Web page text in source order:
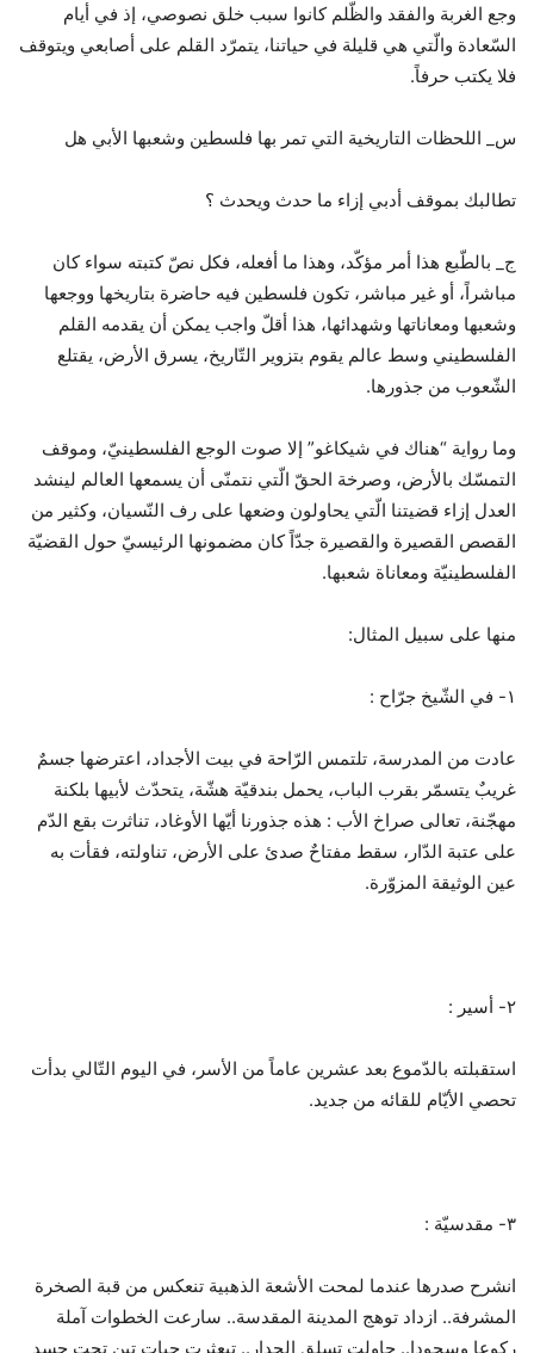
وجع الغربة والفقد والظّلم كانوا سبب خلق نصوصي، إذ في أيام
السّعادة والّتي هي قليلة في حياتنا، يتمرّد القلم على أصابعي ويتوقف
فلا يكتب حرفاً.
س_ ﺍﻟﻠﺤﻈﺎﺕ ﺍﻟﺘﺎﺭﻳﺨﻴﺔ ﺍلتي تمر بها فلسطين وشعبها الأبي هل
ﺗﻄﺎﻟﺒﻚ ﺑﻤﻮﻗﻒ أدبي ﺇﺯﺍء ﻣﺎ حدث وﻳﺤﺪﺙ ؟
ج_ بالطّبع هذا أمر مؤكّد، وهذا ما أفعله، فكل نصّ كتبته سواء كان
مباشراً، أو غير مباشر، تكون فلسطين فيه حاضرة بتاريخها ووجعها
وشعبها ومعاناتها وشهدائها، هذا أقلّ واجب يمكن أن يقدمه القلم
الفلسطيني وسط عالم يقوم بتزوير التّاريخ، يسرق الأرض، يقتلع
الشّعوب من جذورها.
وما رواية “هناك في شيكاغو” إلا صوت الوجع الفلسطينيّ، وموقف
التمسّك بالأرض، وصرخة الحقّ الّتي نتمنّى أن يسمعها العالم لينشد
العدل إزاء قضيتنا الّتي يحاولون وضعها على رف النّسيان، وكثير من
القصص القصيرة والقصيرة جدّاً كان مضمونها الرئيسيّ حول القضيّة
الفلسطينيّة ومعاناة شعبها.
منها على سبيل المثال:
١- في الشّيخ جرّاح :
عادت من المدرسة، تلتمس الرّاحة في بيت الأجداد، اعترضها جسمٌ
غريبٌ يتسمّر بقرب الباب، يحمل بندقيّة هشّة، يتحدّث لأبيها بلكنة
مهجّنة، تعالى صراخ الأب : هذه جذورنا أيّها الأوغاد، تناثرت بقع الدّم
على عتبة الدّار، سقط مفتاحٌ صدئ على الأرض، تناولته، فقأت به
عين الوثيقة المزوّرة.
٢- أسير :
استقبلته بالدّموع بعد عشرين عاماً من الأسر، في اليوم التّالي بدأت
تحصي الأيّام للقائه من جديد.
٣- مقدسيّة :
انشرح صدرها عندما لمحت الأشعة الذهبية تنعكس من قبة الصخرة
المشرفة.. ازداد توهج المدينة المقدسة.. سارعت الخطوات آملة
ركوعا وسجودا.. حاولت تسلق الجدار.. تبعثرت حبات تينٍ تحت جسدٍ